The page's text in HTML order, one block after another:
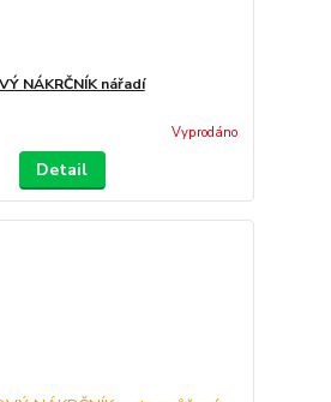
NÁKRČNÍK nářadí
Vyprodáno
Detail